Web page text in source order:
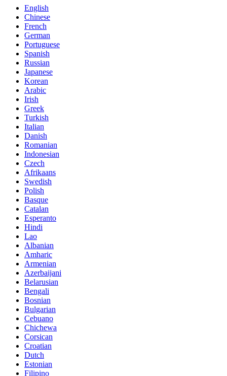
English
Chinese
French
German
Portuguese
Spanish
Russian
Japanese
Korean
Arabic
Irish
Greek
Turkish
Italian
Danish
Romanian
Indonesian
Czech
Afrikaans
Swedish
Polish
Basque
Catalan
Esperanto
Hindi
Lao
Albanian
Amharic
Armenian
Azerbaijani
Belarusian
Bengali
Bosnian
Bulgarian
Cebuano
Chichewa
Corsican
Croatian
Dutch
Estonian
Filipino